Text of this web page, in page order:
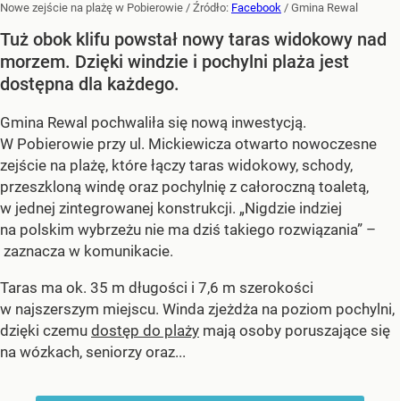
Nowe zejście na plażę w Pobierowie / Źródło: Facebook / Gmina Rewal
Tuż obok klifu powstał nowy taras widokowy nad
morzem. Dzięki windzie i pochylni plaża jest
dostępna dla każdego.
Gmina Rewal pochwaliła się nową inwestycją.
W Pobierowie przy ul. Mickiewicza otwarto nowoczesne
zejście na plażę, które łączy taras widokowy, schody,
przeszkloną windę oraz pochylnię z całoroczną toaletą,
w jednej zintegrowanej konstrukcji. „Nigdzie indziej
na polskim wybrzeżu nie ma dziś takiego rozwiązania” –
zaznacza w komunikacie.
Taras ma ok. 35 m długości i 7,6 m szerokości
w najszerszym miejscu. Winda zjeżdża na poziom pochylni,
dzięki czemu dostęp do plaży mają osoby poruszające się
na wózkach, seniorzy oraz...